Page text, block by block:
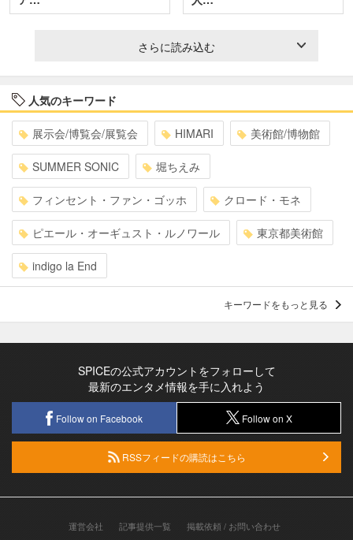
さらに読み込む
人気のキーワード
展示会/博覧会/展覧会 HIMARI 美術館/博物館
SUMMER SONIC 堀ちえみ
フィンセント・ファン・ゴッホ クロード・モネ
ピエール・オーギュスト・ルノワール 東京都美術館
indigo la End
キーワードをもっと見る
SPICEの公式アカウントをフォローして
最新のエンタメ情報を手に入れよう
Follow on Facebook Follow on X
RSSフィードの購読はこちら
運営会社 記事提供一覧 掲載依頼 / お問い合わせ